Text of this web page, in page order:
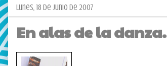
lunes, 18 de junio de 2007
En alas de la danza.